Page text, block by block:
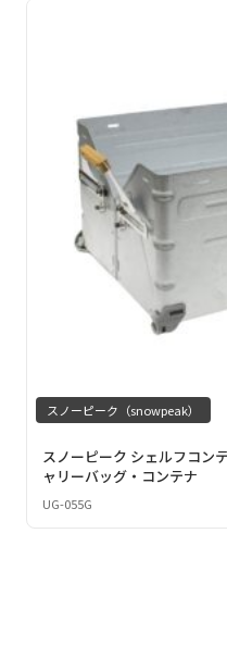
スノーピーク（snowpeak）
スノーピーク シェルフコン
ャリーバッグ・コンテナ
UG-055G